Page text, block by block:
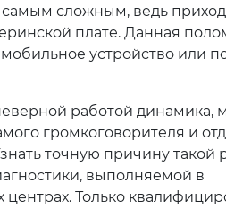
сложным, ведь
плате. Данная
устройство или
работой динамика,
громкоговорителя и
точную причину такой
выполняемой в
Только